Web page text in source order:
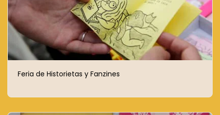
Feria de Historietas y Fanzines